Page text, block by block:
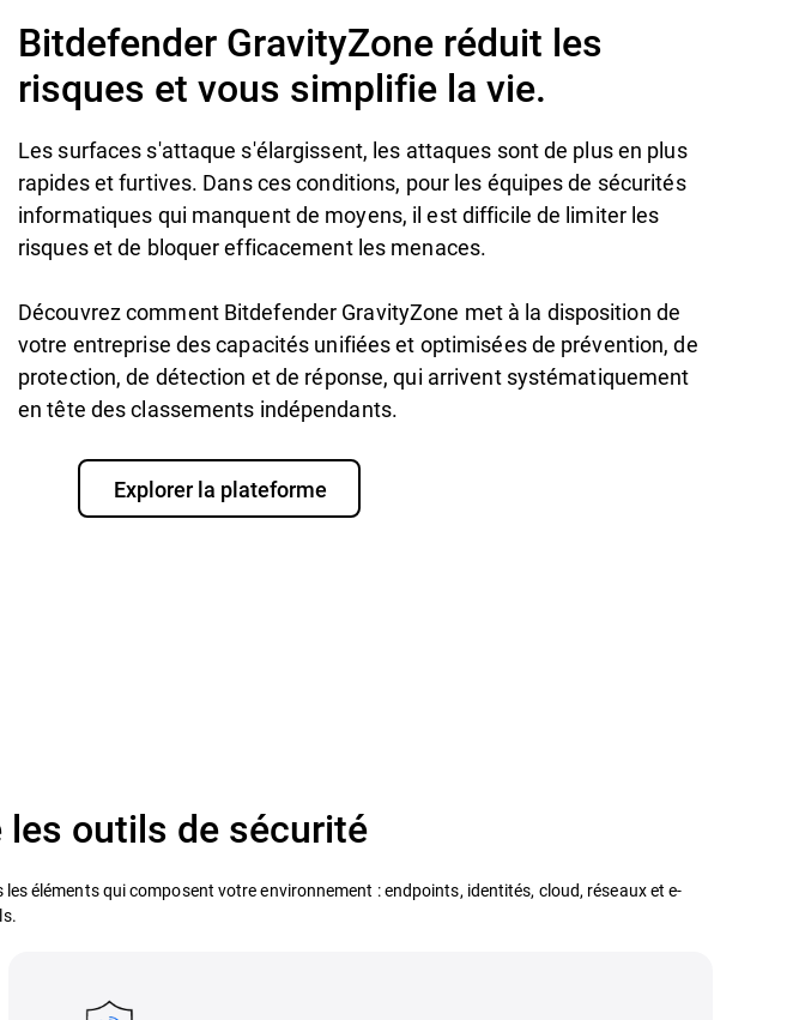
Bitdefender GravityZone réduit les
risques et vous simplifie la vie.
Les surfaces s'attaque s'élargissent, les attaques sont de plus en plus
rapides et furtives. Dans ces conditions, pour les équipes de sécurités
informatiques qui manquent de moyens, il est difficile de limiter les
risques et de bloquer efficacement les menaces.
Découvrez comment Bitdefender GravityZone met à la disposition de
votre entreprise des capacités unifiées et optimisées de prévention, de
protection, de détection et de réponse, qui arrivent systématiquement
en tête des classements indépendants.
Explorer la plateforme
outils de sécurité
éléments qui composent votre environnement : endpoints, identités, cloud, réseaux et e-